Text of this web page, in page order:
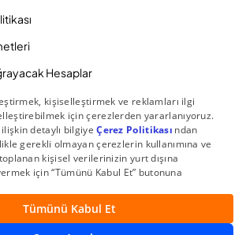
Hesaplar
Menkul Değerler AŞ. Tüm Hakları